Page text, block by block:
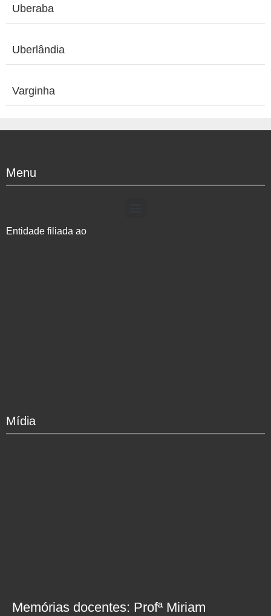
Uberaba
Uberlândia
Varginha
Menu
Entidade filiada ao
Mídia
Memórias docentes: Profª Miriam